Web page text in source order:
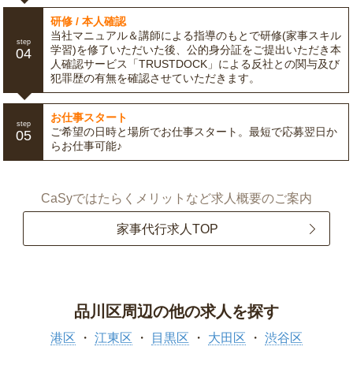
step
04
研修 / 本人確認
当社マニュアル＆講師による指導のもとで研修(家事スキル
学習)を修了いただいた後、公的身分証をご提出いただき本
人確認サービス「TRUSTDOCK」による反社との関与及び
犯罪歴の有無を確認させていただきます。
step
05
お仕事スタート
ご希望の日時と場所でお仕事スタート。最短で応募翌日か
らお仕事可能♪
CaSyではたらくメリットなど求人概要のご案内
家事代行求人TOP
品川区周辺の他の求人を探す
港区 江東区 目黒区 大田区 渋谷区